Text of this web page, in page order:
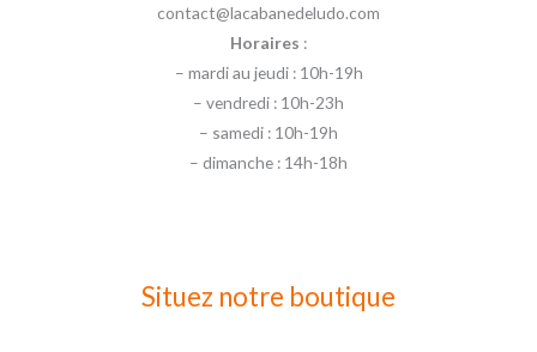
contact@lacabanedeludo.com
Horaires :
– mardi au jeudi : 10h-19h
– vendredi : 10h-23h
– samedi : 10h-19h
– dimanche : 14h-18h
Situez notre boutique